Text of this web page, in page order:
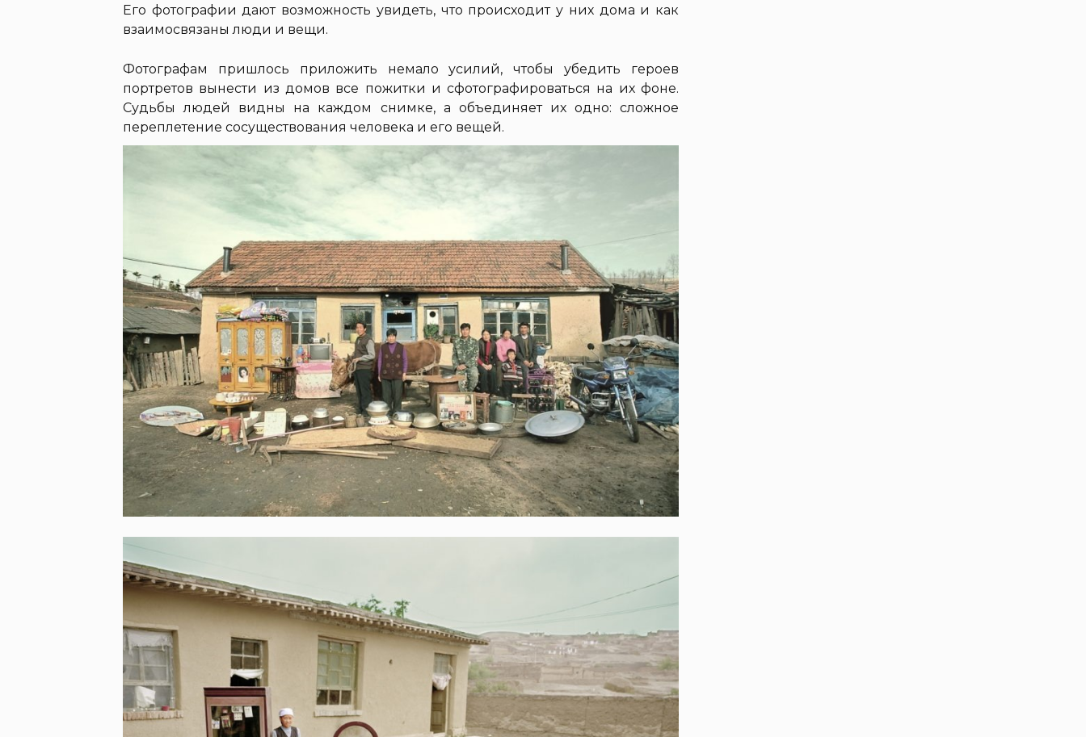
Его фотографии дают возможность увидеть, что происходит у них дома и как
взаимосвязаны люди и вещи.
Фотографам пришлось приложить немало усилий, чтобы убедить героев
портретов вынести из домов все пожитки и сфотографироваться на их фоне.
Судьбы людей видны на каждом снимке, а объединяет их одно: сложное
переплетение сосуществования человека и его вещей.